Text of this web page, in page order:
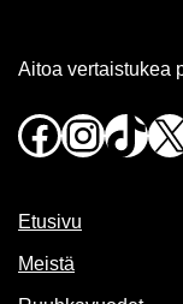
Aitoa vertaistukea
FacebookTikTok
X
Etusivu
Meistä